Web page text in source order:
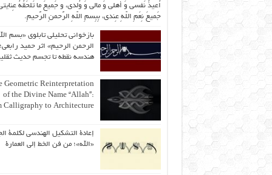
اُعیذُ نَفسی وَ أهلی وَ مالی وَ وُلدی، و جَمیعَ ما تَلحَقُهُ
جَمیعَ نِعَمِ اللّهِ عِندی، بِبِسمِ اللّهِ الرَّحمنِ الرَّحیمِ.
بازخوانی تحلیلی تابلوی «بسم
الرحمن الرحیم» اثر حمید رابعی؛
هندسه نقطه تا تجسم حدیث
Geometric Reinterpretation
of the Divine Name “Allah”:
Calligraphy to Architecture
إعادة التشكيل الهندسي لكلمة
«الله»؛ من فن الخط إلى العمارة